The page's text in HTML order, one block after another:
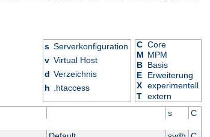
s Serverkonfiguration
v Virtual Host
d Verzeichnis
h .htaccess
C Core
M MPM
B Basis
E
Erweiterung
X experimentell
T extern
s C